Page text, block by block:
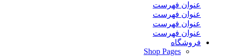
عنوان فهرست
عنوان فهرست
عنوان فهرست
عنوان فهرست
فروشگاه
Shop Pages